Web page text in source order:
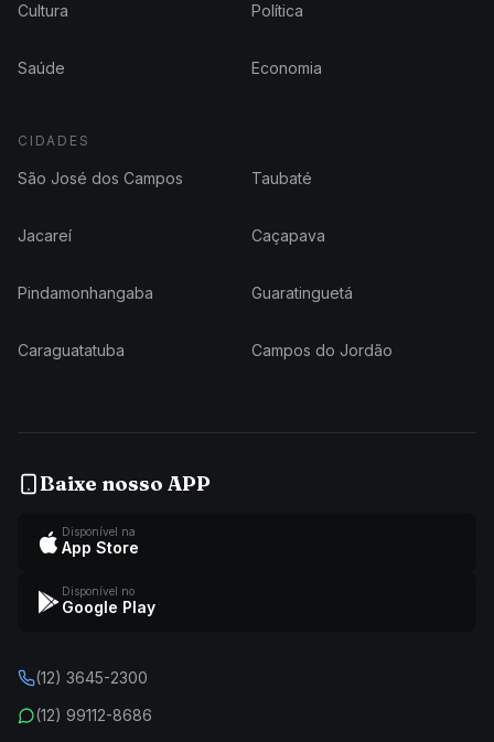
Cultura Política
Saúde Economia
CIDADES
São José dos Campos Taubaté
Jacareí Caçapava
Pindamonhangaba Guaratinguetá
Caraguatatuba Campos do Jordão
Baixe nosso APP
Disponível na
App Store
Disponível no
Google Play
(12) 3645-2300
(12) 99112-8686